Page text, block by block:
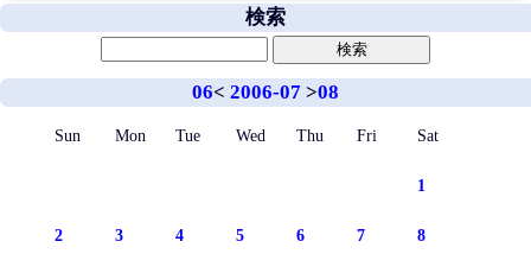
検索
06< 2006-07 >08
Sun Mon Tue Wed Thu Fri Sat
1
2 3 4 5 6 7 8